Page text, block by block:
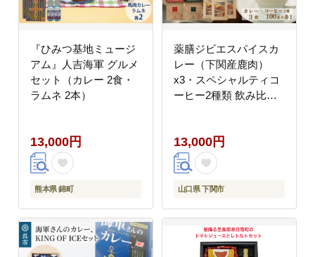
『ひみつ基地ミュージ
アム』人吉海軍 グルメ
セット（カレー 2食・
ラムネ 2本）
13,000円
熊本県 錦町
薬膳ジビエスパイスカ
レー（下関産鹿肉）
x3・スペシャルティコ
ーヒー2種類 飲み比べ
り寄せ
13,000円
山口県 下関市